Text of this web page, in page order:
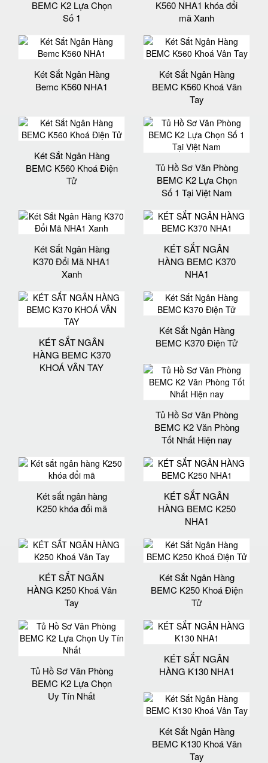
BEMC K2 Lựa Chọn
Số 1
K560 NHA1 khóa đổi
mã Xanh
Két Sắt Ngân Hàng
Bemc K560 NHA1
Két Sắt Ngân Hàng
BEMC K560 Khoá Vân
Tay
Két Sắt Ngân Hàng
BEMC K560 Khoá Điện
Tử
Tủ Hồ Sơ Văn Phòng
BEMC K2 Lựa Chọn
Số 1 Tại Việt Nam
Két Sắt Ngân Hàng
K370 Đổi Mã NHA1
Xanh
KÉT SẮT NGÂN
HÀNG BEMC K370
NHA1
KÉT SẮT NGÂN
HÀNG BEMC K370
KHOÁ VÂN TAY
Két Sắt Ngân Hàng
BEMC K370 Điện Tử
Tủ Hồ Sơ Văn Phòng
BEMC K2 Văn Phòng
Tốt Nhất Hiện nay
Két sắt ngân hàng
K250 khóa đổi mã
KÉT SẮT NGÂN
HÀNG BEMC K250
NHA1
KÉT SẮT NGÂN
HÀNG K250 Khoá Vân
Tay
Két Sắt Ngân Hàng
BEMC K250 Khoá Điện
Tử
Tủ Hồ Sơ Văn Phòng
BEMC K2 Lựa Chọn
Uy Tín Nhất
KÉT SẮT NGÂN
HÀNG K130 NHA1
Két Sắt Ngân Hàng
BEMC K130 Khoá Vân
Tay